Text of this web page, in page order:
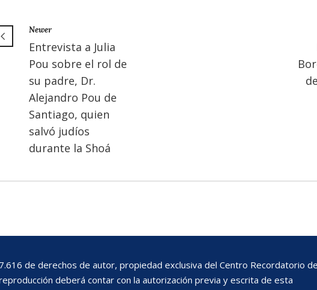
Newer
Entrevista a Julia
Pou sobre el rol de
su padre, Dr.
Alejandro Pou de
Santiago, quien
salvó judíos
durante la Shoá
de derechos de autor, propiedad exclusiva del Centro Recordatorio
deberá contar con la autorización previa y escrita de esta